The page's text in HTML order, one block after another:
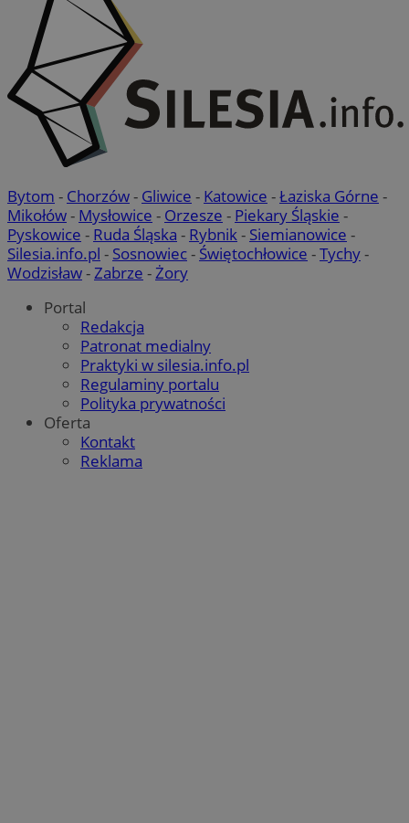
Bytom - Chorzów- Gliwice - Katowice -Łaziska Górne -
Mikołów- Mysłowice - Orzesze - Piekary Śląskie -
Pyskowice - Ruda Śląska - Rybnik- Siemianowice -
Silesia.info.pl - Sosnowiec- Świętochłowice -Tychy-
Wodzisław-Zabrze -Żory
Portal
Redakcja
Patronat medialny
Praktyki w silesia.info.pl
Regulaminy portalu
Polityka prywatności
Oferta
Kontakt
Reklama